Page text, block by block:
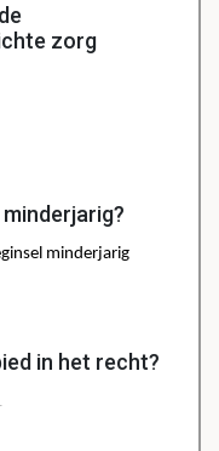
zorg
minderjarig
in het recht?